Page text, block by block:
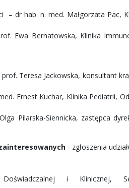
– dr hab. n. med. Małgorzata Pac,
Ewa Bernatowska, Klinika
Teresa Jackowska, konsultant
Ernest Kuchar, Klinika Pediatrii,
Pilarska-Siennicka, zastępca
- zgłoszenia
i Klinicznej,